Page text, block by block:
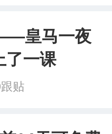
皇马一夜
了一课
贴